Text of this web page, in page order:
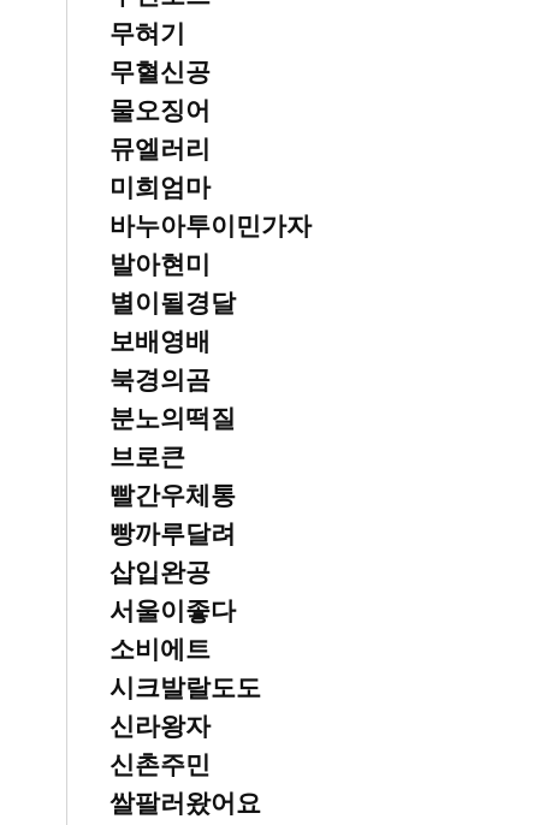
무혀기
무혈신공
물오징어
뮤엘러리
미희엄마
바누아투이민가자
발아현미
별이될경달
보배영배
북경의곰
분노의떡질
브로큰
빨간우체통
빵까루달려
삽입완공
서울이좋다
소비에트
시크발랄도도
신라왕자
신촌주민
쌀팔러왔어요